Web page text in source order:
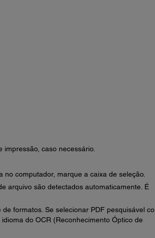
caso necessário.
computador, marque a caixa de seleção.
arquivo são detectados automaticamente. É
formatos. Se selecionar PDF pesquisável
do OCR (Reconhecimento Óptico de